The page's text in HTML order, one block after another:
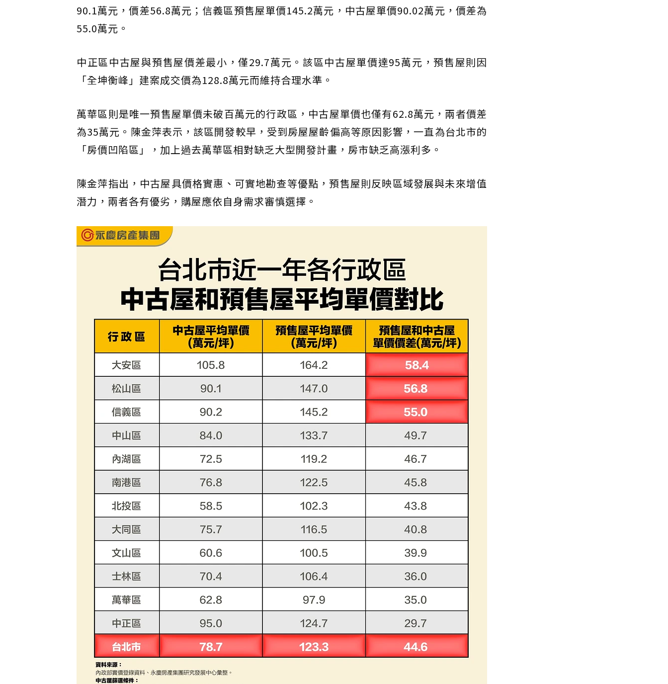
90.1萬元，價差56.8萬元；信義區預售屋單價145.2萬元，中古屋單價90.02萬元，價差為
55.0萬元。
中正區中古屋與預售屋價差最小，僅29.7萬元。該區中古屋單價達95萬元，預售屋則因
「全坤衡峰」建案成交價為128.8萬元而維持合理水準。
萬華區則是唯一預售屋單價未破百萬元的行政區，中古屋單價也僅有62.8萬元，兩者價差
為35萬元。陳金萍表示，該區開發較早，受到房屋屋齡偏高等原因影響，一直為台北市的
「房價凹陷區」，加上過去萬華區相對缺乏大型開發計畫，房市缺乏高漲利多。
陳金萍指出，中古屋具價格實惠、可實地勘查等優點，預售屋則反映區域發展與未來增值
潛力，兩者各有優劣，購屋應依自身需求審慎選擇。